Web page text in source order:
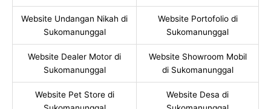
Website Undangan Nikah di
Sukomanunggal
Website Portofolio di
Sukomanunggal
Website Dealer Motor di
Sukomanunggal
Website Showroom Mobil
di Sukomanunggal
Website Pet Store di
Website Desa di